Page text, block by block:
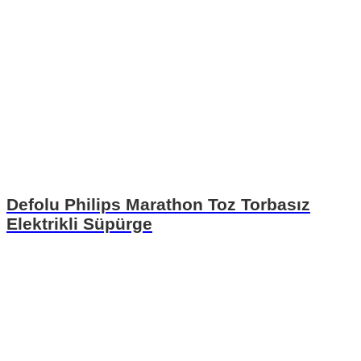
Defolu Philips Marathon Toz Torbasız
Elektrikli Süpürge